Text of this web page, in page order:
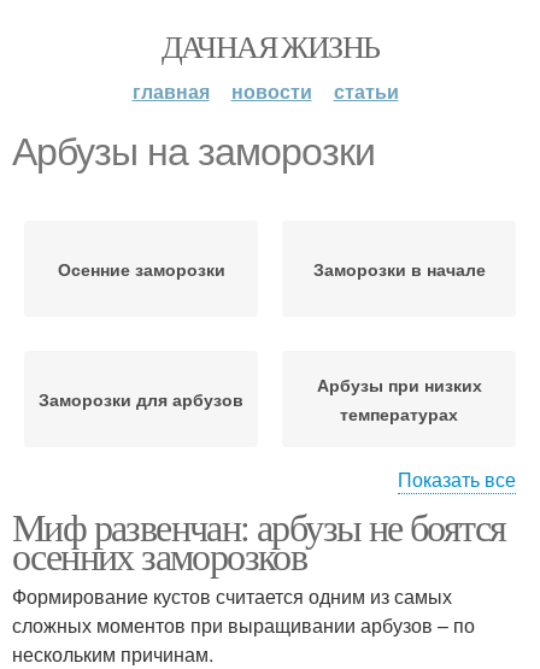
ДАЧНАЯ ЖИЗНЬ
главная новости статьи
Арбузы на заморозки
Осенние заморозки Заморозки в начале
Заморозки для арбузов
Арбузы при низких
температурах
Заморозки на качество
Показать все
Миф развенчан: арбузы не боятся
осенних заморозков
Формирование кустов считается одним из самых
сложных моментов при выращивании арбузов – по
нескольким причинам.